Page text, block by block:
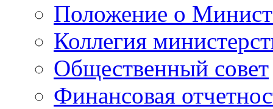
Положение о
Коллегия
Общественный совет
Финансовая